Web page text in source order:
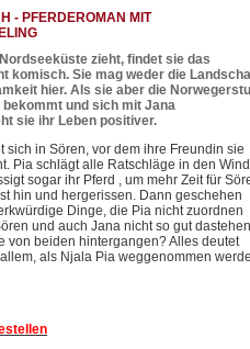
- PFERDEROMAN MIT
zieht, findet sie das
komisch. Sie mag weder die
hier. Als sie aber die
bekommt und sich mit Jana
sie ihr Leben positiver.
sich in Sören, vor dem ihre Freundin sie
Pia schlägt alle Ratschläge in den Wind
sogar ihr Pferd , um mehr Zeit für
hin und hergerissen. Dann geschehen
Dinge, die Pia nicht zuordnen
und auch Jana nicht so gut dastehen
von beiden hintergangen? Alles deutet
als Njala Pia weggenommen